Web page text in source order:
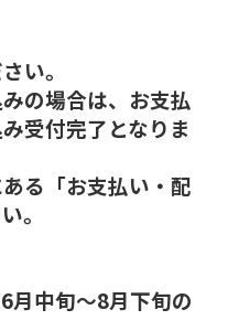
い。
の場合は、お支払
受付完了となりま
る「お支払い・配
。
月中旬～8月下旬の